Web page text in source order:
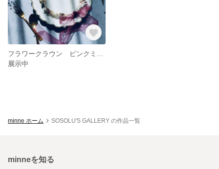
展示中
minne ホーム SOSOLU'S GALLERY の作品一覧
minneを知る